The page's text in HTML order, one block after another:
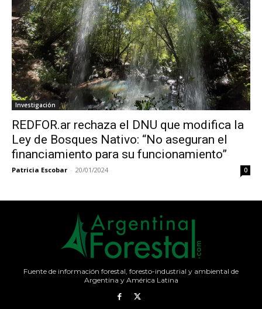
Investigación
REDFOR.ar rechaza el DNU que modifica la
Ley de Bosques Nativo: “No aseguran el
financiamiento para su funcionamiento”
Patricia Escobar - 20/01/2024 0
Fuente de información forestal, foresto-industrial y ambiental de
Argentina y América Latina